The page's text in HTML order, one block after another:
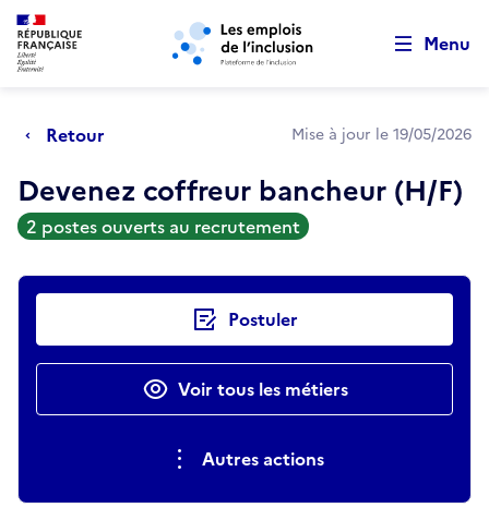
Aller au menu principal Aller au contenu principal
Menu
Retour Mise à jour le 19/05/2026
Devenez coffreur bancheur (H/F)
2 postes ouverts au recrutement
Actions rapides Postuler
Voir tous les métiers
Autres actions
Retour au début de la page
Panneau de gestion des cookies